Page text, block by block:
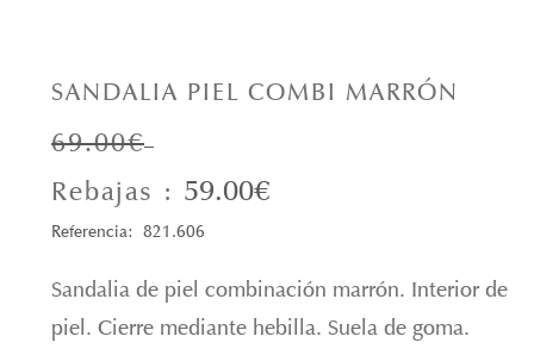
SANDALIA PIEL COMBI MARRÓN
69.00€
Rebajas : 59.00€
Referencia: 821.606
Sandalia de piel combinación marrón. Interior de
piel. Cierre mediante hebilla. Suela de goma.